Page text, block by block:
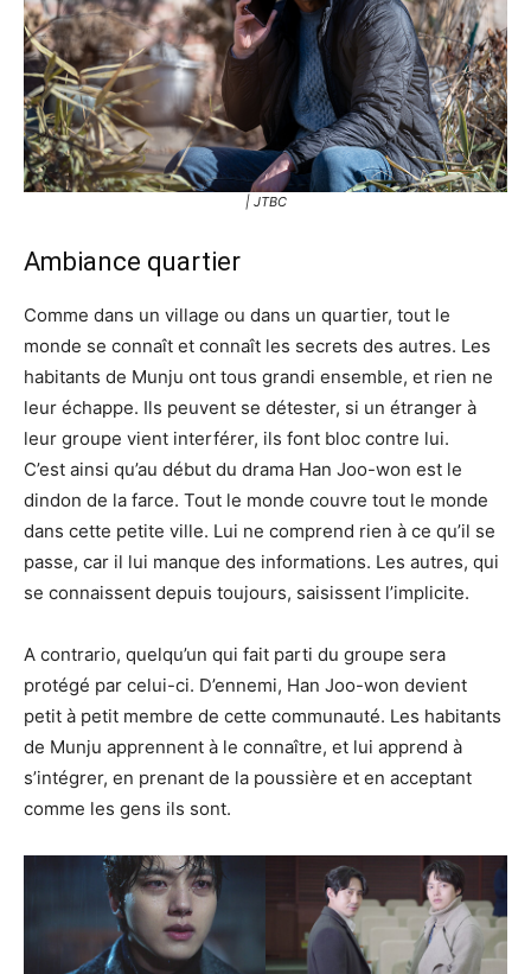
| JTBC
Ambiance quartier
Comme dans un village ou dans un quartier, tout le
monde se connaît et connaît les secrets des autres. Les
habitants de Munju ont tous grandi ensemble, et rien ne
leur échappe. Ils peuvent se détester, si un étranger à
leur groupe vient interférer, ils font bloc contre lui.
C’est ainsi qu’au début du drama Han Joo-won est le
dindon de la farce. Tout le monde couvre tout le monde
dans cette petite ville. Lui ne comprend rien à ce qu’il se
passe, car il lui manque des informations. Les autres, qui
se connaissent depuis toujours, saisissent l’implicite.
A contrario, quelqu’un qui fait parti du groupe sera
protégé par celui-ci. D’ennemi, Han Joo-won devient
petit à petit membre de cette communauté. Les habitants
de Munju apprennent à le connaître, et lui apprend à
s’intégrer, en prenant de la poussière et en acceptant
comme les gens ils sont.